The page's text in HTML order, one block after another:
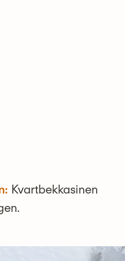
Kvartbekkasinen